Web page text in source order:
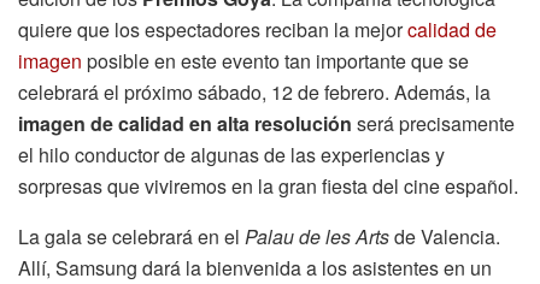
quiere que los espectadores reciban la mejorcalidad de
imagen posible en este evento tan importante que se
celebrará el próximo sábado, 12 de febrero. Además, la
imagen de calidad en alta resolución será precisamente
el hilo conductor de algunas de las experiencias y
sorpresas que viviremos en la gran fiesta del cine español.
La gala se celebrará en el Palau de les Artsde Valencia.
Allí, Samsung dará la bienvenida a los asistentes en un